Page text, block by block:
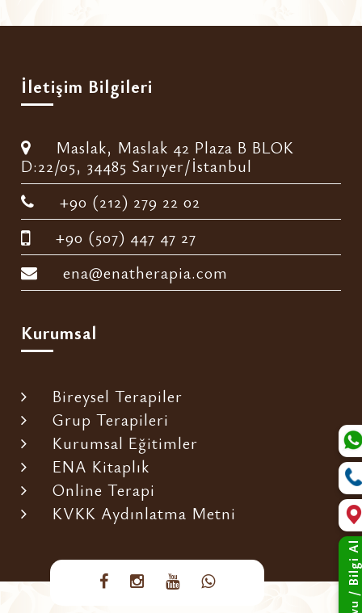
İletişim Bilgileri
Maslak, Maslak 42 Plaza B BLOK
D:22/05, 34485 Sarıyer/İstanbul
+90 (212) 279 22 02
+90 (507) 447 47 27
ena@enatherapia.com
Kurumsal
Bireysel Terapiler
Grup Terapileri
Kurumsal Eğitimler
ENA Kitaplık
Online Terapi
KVKK Aydınlatma Metni